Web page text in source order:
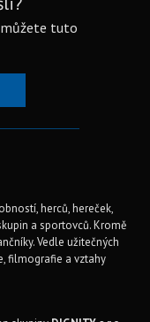
tuto
herců, hereček,
a sportovců. Kromě
Vedle užitečných
filmografie a vztahy